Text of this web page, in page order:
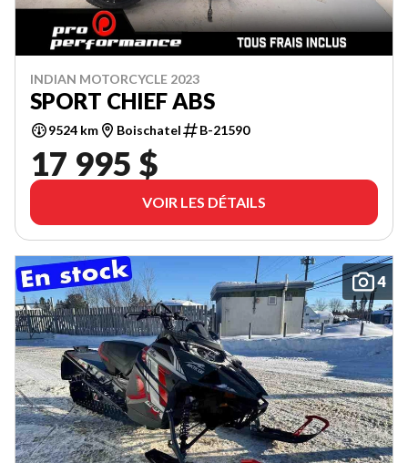
INDIAN MOTORCYCLE 2023
SPORT CHIEF ABS
9524 km Boischatel B-21590
17 995 $
VOIR LES DÉTAILS
4